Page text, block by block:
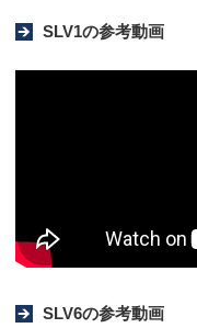
SLV1の参考動画
SLV6の参考動画